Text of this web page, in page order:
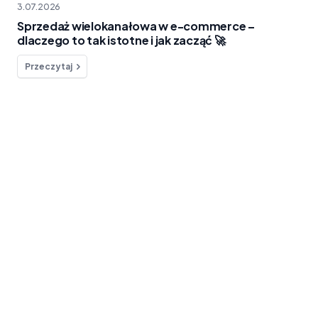
3.07.2026
Sprzedaż wielokanałowa w e-commerce –
dlaczego to tak istotne i jak zacząć 🚀
Przeczytaj